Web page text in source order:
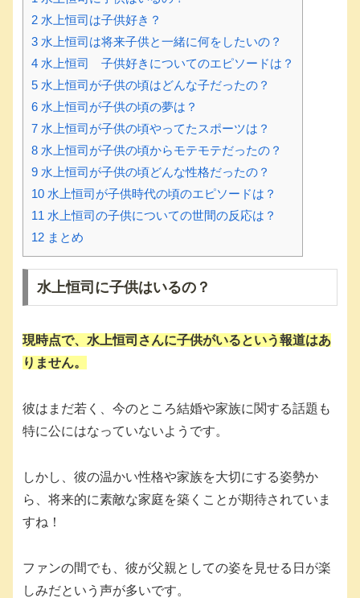
2 水上恒司は子供好き？
3 水上恒司は将来子供と一緒に何をしたいの？
4 水上恒司 子供好きについてのエピソードは？
5 水上恒司が子供の頃はどんな子だったの？
6 水上恒司が子供の頃の夢は？
7 水上恒司が子供の頃やってたスポーツは？
8 水上恒司が子供の頃からモテモテだったの？
9 水上恒司が子供の頃どんな性格だったの？
10 水上恒司が子供時代の頃のエピソードは？
11 水上恒司の子供についての世間の反応は？
12 まとめ
水上恒司に子供はいるの？
現時点で、水上恒司さんに子供がいるという報道はあ
りません。
彼はまだ若く、今のところ結婚や家族に関する話題も
特に公にはなっていないようです。
しかし、彼の温かい性格や家族を大切にする姿勢か
ら、将来的に素敵な家庭を築くことが期待されていま
すね！
ファンの間でも、彼が父親としての姿を見せる日が楽
しみだという声が多いです。